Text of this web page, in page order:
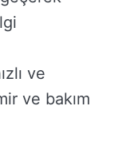
ve
ve bakım